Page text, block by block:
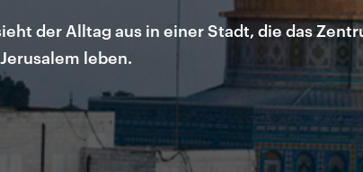
der Alltag aus in einer Stadt, die das
leben.